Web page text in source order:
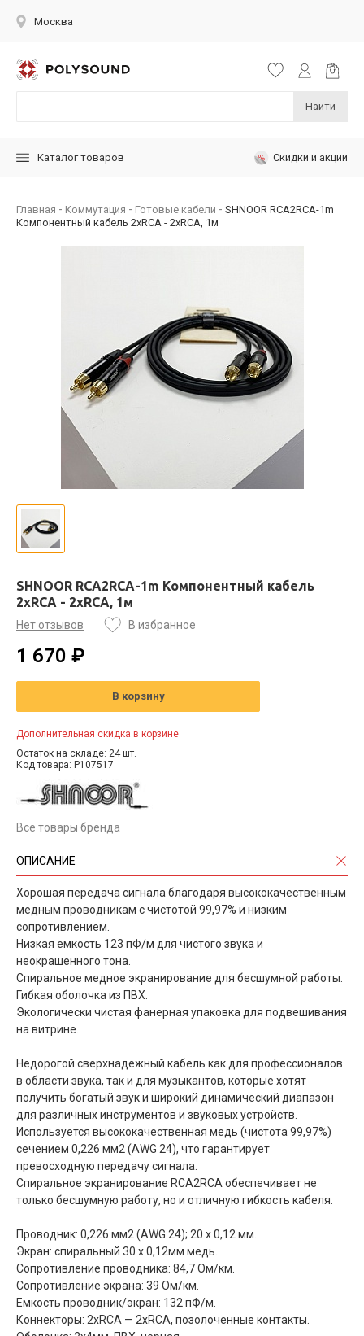
Москва
Найти
Каталог товаров Скидки и акции
Главная Коммутация Готовые кабели
SHNOOR RCA2RCA-1m
Компонентный кабель 2хRCA - 2хRCA, 1м
SHNOOR RCA2RCA-1m Компонентный кабель
2хRCA - 2хRCA, 1м
Нет отзывов В избранное
1 670 ₽
В корзину
Дополнительная скидка в корзине
Остаток на складе: 24 шт.
Код товара: P107517
Все товары бренда
ОПИСАНИЕ
Хорошая передача сигнала благодаря высококачественным
медным проводникам с чистотой 99,97% и низким
сопротивлением.
Низкая емкость 123 пФ/м для чистого звука и
неокрашенного тона.
Спиральное медное экранирование для бесшумной работы.
Гибкая оболочка из ПВХ.
Экологически чистая фанерная упаковка для подвешивания
на витрине.
Недорогой сверхнадежный кабель как для профессионалов
в области звука, так и для музыкантов, которые хотят
получить богатый звук и широкий динамический диапазон
для различных инструментов и звуковых устройств.
Используется высококачественная медь (чистота 99,97%)
сечением 0,226 мм2 (AWG 24), что гарантирует
превосходную передачу сигнала.
Спиральное экранирование RCA2RCA обеспечивает не
только бесшумную работу, но и отличную гибкость кабеля.
Проводник: 0,226 мм2 (AWG 24); 20 x 0,12 мм.
Экран: спиральный 30 x 0,12мм медь.
Сопротивление проводника: 84,7 Ом/км.
Сопротивление экрана: 39 Ом/км.
Емкость проводник/экран: 132 пФ/м.
Коннекторы: 2хRCA — 2хRCA, позолоченные контакты.